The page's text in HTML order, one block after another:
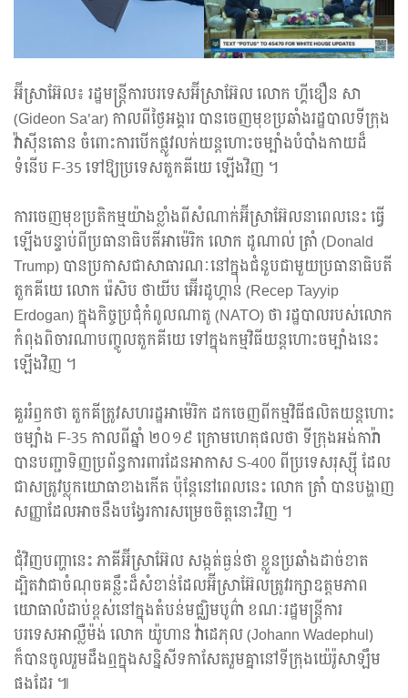
អ៊ីស្រាអ៊ែល៖ រដ្ឋមន្ត្រីការបរទេសអ៊ីស្រាអ៊ែល លោក ហ្គីឌឿន សា
(Gideon Sa'ar) កាលពីថ្ងៃអង្គារ បានចេញមុខប្រឆាំងរដ្ឋបាលទីក្រុង
វ៉ាស៊ីនតោន ចំពោះការបើកផ្លូវលក់យន្តហោះចម្បាំងបំបាំងកាយដ៏
ទំនើប F-35 ទៅឱ្យប្រទេសតួកគីយេ ឡើងវិញ ។
ការចេញមុខប្រតិកម្មយ៉ាងខ្លាំងពីសំណាក់អ៊ីស្រាអ៊ែលនាពេលនេះ ធ្វើ
ឡើងបន្ទាប់ពីប្រធានាធិបតីអាម៉េរិក លោក ដូណាល់ ត្រាំ (Donald
Trump) បានប្រកាសជាសាធារណៈនៅក្នុងជំនួបជាមួយប្រធានាធិបតី
តួកគីយេ លោក រ៉េសិប ថាយីប អ៊ើរដូហ្គាន់ (Recep Tayyip
Erdogan) ក្នុងកិច្ចប្រជុំកំពូលណាតូ (NATO) ថា រដ្ឋបាលរបស់លោក
កំពុងពិចារណាបញ្ចូលតួកគីយេ ទៅក្នុងកម្មវិធីយន្តហោះចម្បាំងនេះ
ឡើងវិញ ។
គួររំឭកថា តួកគីត្រូវសហរដ្ឋអាម៉េរិក ដកចេញពីកម្មវិធីផលិតយន្តហោះ
ចម្បាំង F-35 កាលពីឆ្នាំ ២០១៩ ក្រោមហេតុផលថា ទីក្រុងអង់ការ៉ា
បានបញ្ជាទិញប្រព័ន្ធការពារដែនអាកាស S-400 ពីប្រទេសរុស្ស៊ី ដែល
ជាសត្រូវប្លុកយោធាខាងកើត ប៉ុន្តែនៅពេលនេះ លោក ត្រាំ បានបង្ហាញ
សញ្ញាដែលអាចនឹងបង្វែរការសម្រេចចិត្តនោះវិញ ។
ជុំវិញបញ្ហានេះ ភាគីអ៊ីស្រាអ៊ែល សង្កត់ធ្ងន់ថា ខ្លួនប្រឆាំងដាច់ខាត
ដ្បិតវាជាចំណុចគន្លឹះដ៏សំខាន់ដែលអ៊ីស្រាអ៊ែលត្រូវរក្សាឧត្តមភាព
យោធាលំដាប់ខ្ពស់នៅក្នុងតំបន់មជ្ឈិមបូព៌ា ខណៈរដ្ឋមន្ត្រីការ
បរទេសអាល្លឺម៉ង់ លោក យ៉ូហាន វ៉ាដេភុល (Johann Wadephul)
ក៏បានចូលរួមដឹងឮក្នុងសន្និសីទកាសែតរួមគ្នានៅទីក្រុងយ៉េរ៉ូសាឡឹម
ផងដែរ ៕